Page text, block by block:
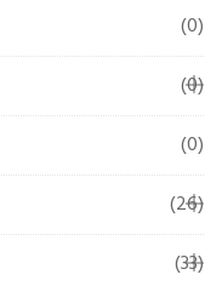
(0)
(0)
(0)
(26)
(33)